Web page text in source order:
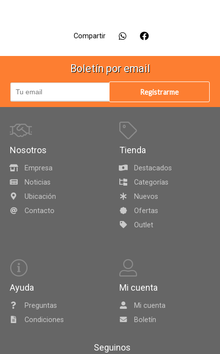
Compartir
Boletín por email
Registrarme
Nosotros
Empresa
Noticias
Ubicación
Contacto
Tienda
Destacados
Categorías
Nuevos
Ofertas
Outlet
Ayuda
Preguntas
Condiciones
Mi cuenta
Mi cuenta
Boletín
Seguinos